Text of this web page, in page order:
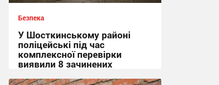
Безпека
У Шосткинському районі
поліцейські під час
комплексної перевірки
виявили 8 зачинених